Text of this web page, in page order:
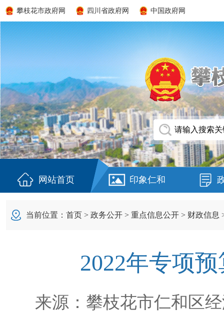
攀枝花市政府网 四川省政府网 中国政府网
网站首页 印象仁和
当前位置： 首页 > 政务公开 > 重点信息公开 > 财政信息
2022年专项
来源： 攀枝花市仁和区